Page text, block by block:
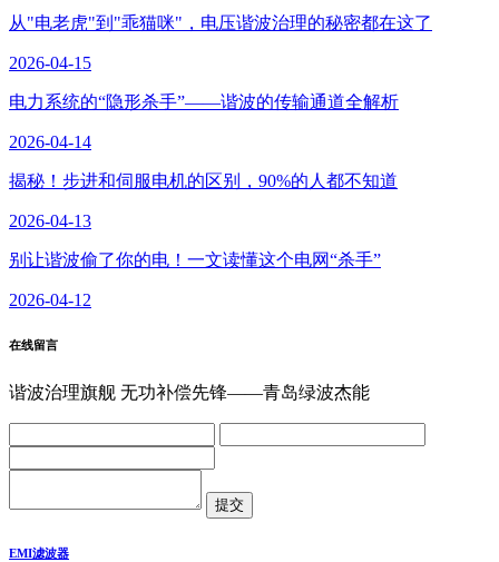
从"电老虎"到"乖猫咪"，电压谐波治理的秘密都在这了
2026-04-15
电力系统的“隐形杀手”——谐波的传输通道全解析
2026-04-14
揭秘！步进和伺服电机的区别，90%的人都不知道
2026-04-13
别让谐波偷了你的电！一文读懂这个电网“杀手”
2026-04-12
在线留言
谐波治理旗舰 无功补偿先锋——青岛绿波杰能
EMI滤波器